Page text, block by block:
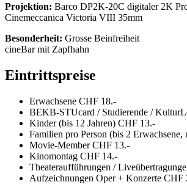
Projektion: Barco DP2K-20C digitaler 2K
Cinemeccanica Victoria VIII 35mm
Besonderheit: Grosse Beinfreiheit
cineBar mit Zapfhahn
Eintrittspreise
Erwachsene CHF 18.-
BEKB-STUcard / Studierende /
Kinder (bis 12 Jahren) CHF 13.-
Familien pro Person (bis 2
Movie-Member CHF 13.-
Kinomontag CHF 14.-
Theateraufführungen /
Aufzeichnungen Oper + Konzerte